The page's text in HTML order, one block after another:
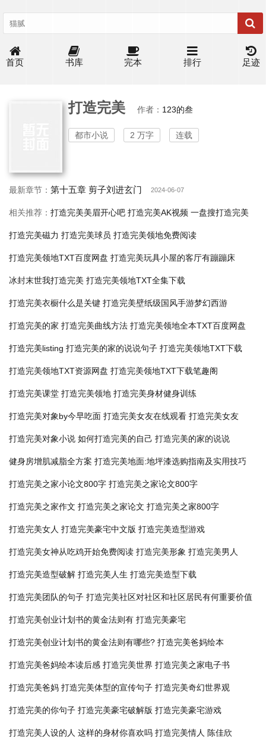
首页 书库 完本 排行 足迹
打造完美 作者： 123的叁
都市小说 2 万字 连载
最新章节： 第十五章 剪子刘进玄门 2024-06-07
相关推荐： 打造完美美眉开心吧 打造完美AK视频 一盘搜打造完美
打造完美磁力 打造完美球员 打造完美领地免费阅读
打造完美领地TXT百度网盘 打造完美玩具小屋的客厅有蹦蹦床
冰封末世我打造完美 打造完美领地TXT全集下载
打造完美衣橱什么是关键 打造完美壁纸级国风手游梦幻西游
打造完美的家 打造完美曲线方法 打造完美领地全本TXT百度网盘
打造完美listing 打造完美的家的说说句子 打造完美领地TXT下载
打造完美领地TXT资源网盘 打造完美领地TXT下载笔趣阁
打造完美课堂 打造完美领地 打造完美身材健身训练
打造完美对象by今早吃面 打造完美女友在线观看 打造完美女友
打造完美对象小说 如何打造完美的自己 打造完美的家的说说
健身房增肌减脂全方案 打造完美地面:地坪漆选购指南及实用技巧
打造完美之家小论文800字 打造完美之家论文800字
打造完美之家作文 打造完美之家论文 打造完美之家800字
打造完美女人 打造完美豪宅中文版 打造完美造型游戏
打造完美女神从吃鸡开始免费阅读 打造完美形象 打造完美男人
打造完美造型破解 打造完美人生 打造完美造型下载
打造完美团队的句子 打造完美社区对社区和社区居民有何重要价值
打造完美创业计划书的黄金法则有 打造完美豪宅
打造完美创业计划书的黄金法则有哪些? 打造完美爸妈绘本
打造完美爸妈绘本读后感 打造完美世界 打造完美之家电子书
打造完美爸妈 打造完美体型的宣传句子 打造完美奇幻世界观
打造完美的你句子 打造完美豪宅破解版 打造完美豪宅游戏
打造完美人设的人 这样的身材你喜欢吗 打造完美情人 陈佳欣